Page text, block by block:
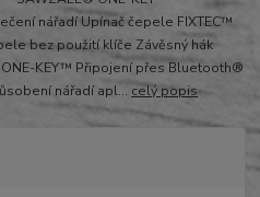
nářadí Upínač čepele FIXTEC™
bez použití klíče Závěsný hák
KEY™ Připojení přes Bluetooth®
nářadí apl... celý popis